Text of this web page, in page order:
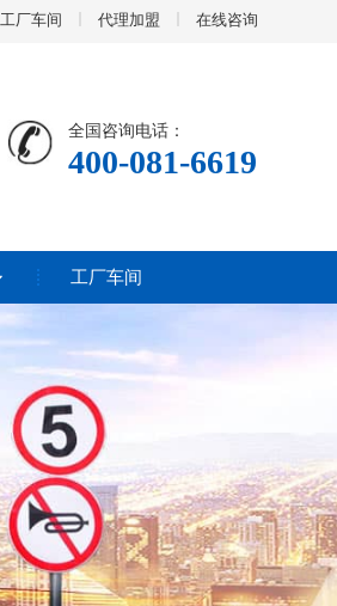
工厂车间 代理加盟 在线咨询
全国咨询电话：
400-081-6619
工厂车间